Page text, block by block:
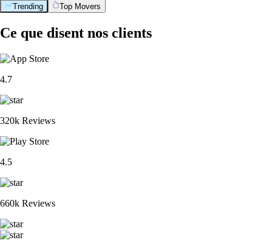
Trending Top Movers
Ce que disent nos clients
4.7
320k Reviews
4.5
660k Reviews